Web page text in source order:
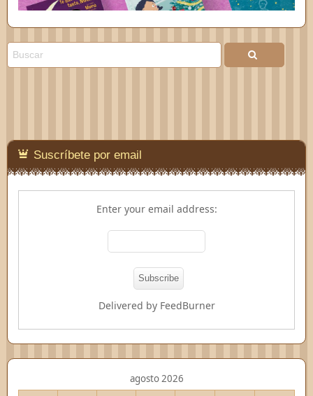
Suscríbete por email
Enter your email address:
Delivered by FeedBurner
agosto 2026